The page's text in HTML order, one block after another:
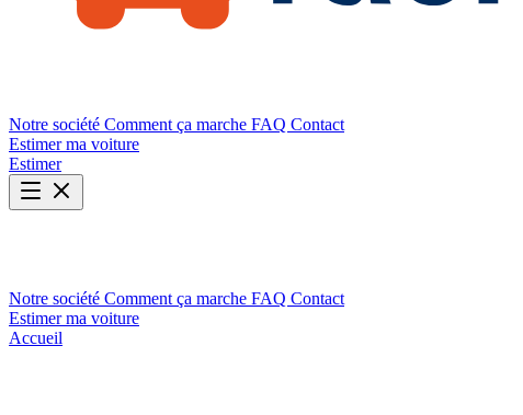
Notre société Comment ça marche FAQ Contact
Estimer ma voiture
Estimer
Notre société Comment ça marche FAQ Contact
Estimer ma voiture
Accueil